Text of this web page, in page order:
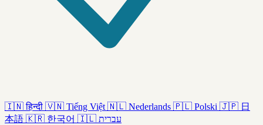
🇮🇳 हिन्दी 🇻🇳 Tiếng Việt 🇳🇱 Nederlands 🇵🇱 Polski 🇯🇵 日
本語 🇰🇷 한국어 🇮🇱 עברית